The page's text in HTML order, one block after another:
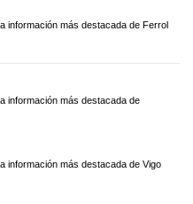
información más destacada de Ferrol
información más destacada de
información más destacada de Vigo